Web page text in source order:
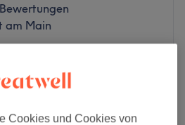
am Main
Cookies und Cookies von